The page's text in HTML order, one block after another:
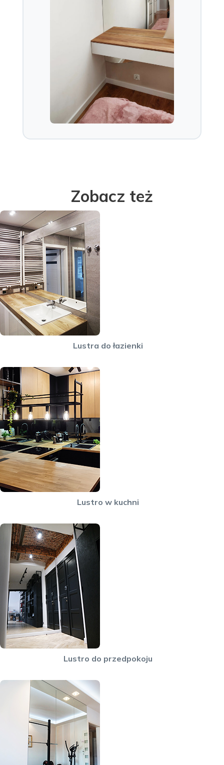
Zobacz też
Lustra do łazienki
Lustro w kuchni
Lustro do przedpokoju